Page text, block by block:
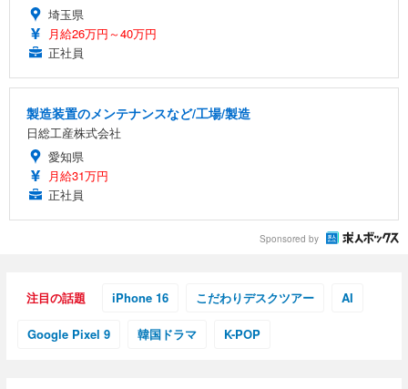
ANDWINT オフィスチェア デスクチェア 肘なし メ
ト 幅52×奥行58.5×高さ84～96cm テレワーク 在宅
￥4,139
【MiniLED/24.5inch/280Hz/FHD】GRAPHT THE S
像低減 (3年保証 | 輝点保証 | 日本メーカー)
￥34,980
アイリスオーヤマ ペットシーツ 超厚型 お徳用 レギ
￥3,731
埼玉県
月給26万円～40万円
正社員
製造装置のメンテナンスなど/工場/製造
日総工産株式会社
愛知県
月給31万円
正社員
Sponsored by
注目の話題 iPhone 16 こだわりデスクツアー AI
Google Pixel 9 韓国ドラマ K-POP